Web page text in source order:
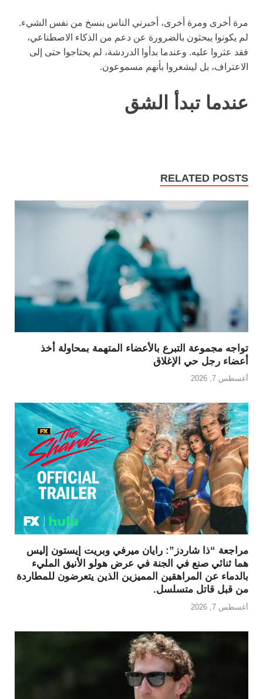
مرة أخرى ومرة أخرى، أخبرني الناس بنسخ من نفس الشيء.
لم يكونوا يبحثون بالضرورة عن دعم من الذكاء الاصطناعي،
فقد عثروا عليه. وعندما بدأوا الدردشة، لم يحتاجوا حتى إلى
الاعتراف، بل ليشعروا بأنهم مسموعون.
عندما تبدأ الشق
RELATED POSTS
تواجه مجموعة التبرع بالأعضاء المتهمة بمحاولة أخذ
أعضاء رجل حي الإغلاق
أغسطس 7, 2026
مراجعة “ذا شاردز”: رايان ميرفي وبريت إيستون إليس
هما ثنائي صنع في الجنة في عرض هولو الأنيق المليء
بالدماء عن المراهقين المميزين الذين يتعرضون للمطاردة
من قبل قاتل متسلسل.
أغسطس 7, 2026